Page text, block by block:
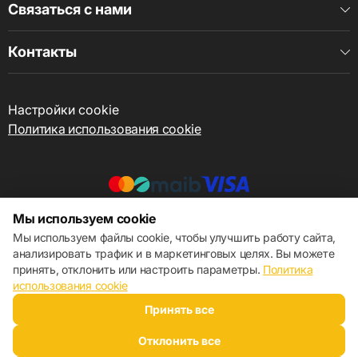
Связаться с нами
Контакты
Настройки cookie
Политика использования cookie
© 2013 – 2026 ECOM
Мы используем cookie
Мы используем файлы cookie, чтобы улучшить работу сайта,
анализировать трафик и в маркетинговых целях. Вы можете
принять, отклонить или настроить параметры. Политика
использования cookie
Принять все
Отклонить все